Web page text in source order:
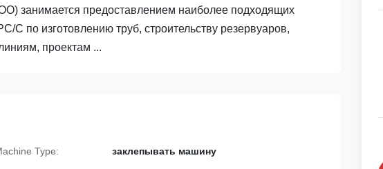
занимается предоставлением наиболее подходящих
C по изготовлению труб, строительству резервуаров,
проектам ...
Type: заклепывать машину